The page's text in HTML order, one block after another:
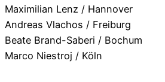
Maximilian Lenz / Hannover
Andreas Vlachos / Freiburg
Beate Brand-Saberi / Bochum
Marco Niestroj / Köln